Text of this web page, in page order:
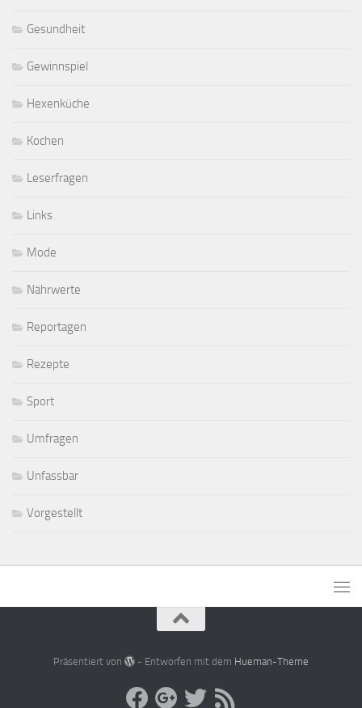
Gesundheit
Gewinnspiel
Hexenküche
Kochen
Leserfragen
Links
Mode
Nährwerte
Reportagen
Rezepte
Sport
Umfragen
Unfassbar
Vorgestellt
Präsentiert von - Entworfen mit dem Hueman-Theme